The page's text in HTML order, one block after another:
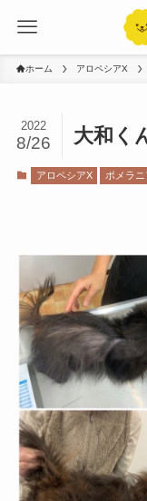
ホーム アロペシアX
大和
2022
8/26
アロペシアX ポメラニ